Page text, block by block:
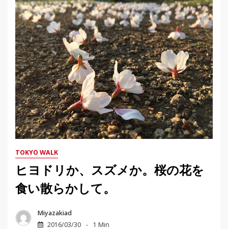
TOKYO WALK
ヒヨドリか、スズメか。桜の花を
食い散らかして。
Miyazakiad
2016/03/30
1 Min